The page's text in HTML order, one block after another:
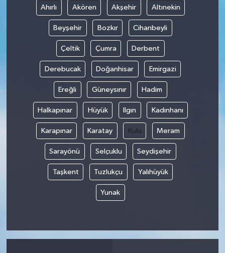
Ahırlı Akören Akşehir Altınekin
Beyşehir Bozkır Cihanbeyli
Çeltik Çumra Derbent
Derebucak Doğanhisar Emirgazi
Ereğli Güneysınır Hadim
Halkapınar Hüyük Ilgın Kadınhanı
Karapınar Karatay Kulu Meram
Sarayönü Selçuklu Seydişehir
Taşkent Tuzlukçu Yalıhüyük
Yunak
Yurttan